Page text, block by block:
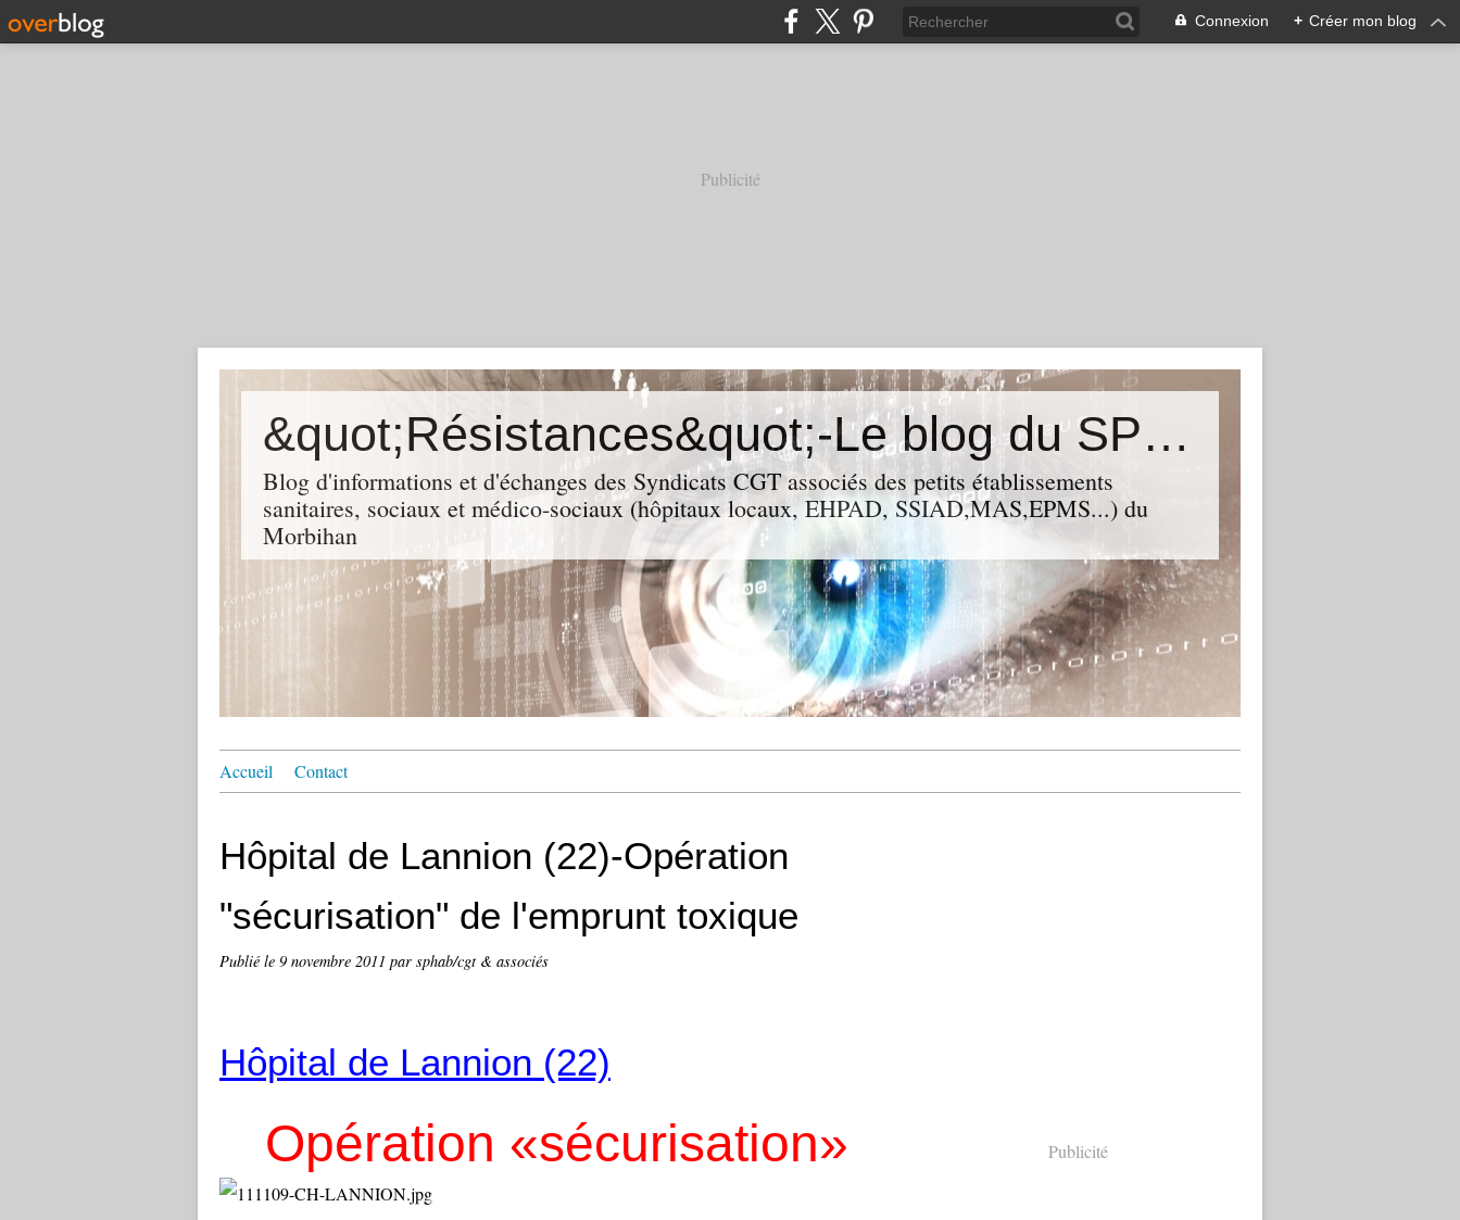
Connexion + Créer mon blog
Publicité
&quot;Résistances&quot;-Le blog du SPHAB/CGT (56-Guémené-sur-Scorff) et des Syndicats CGT associés des petits établissements sanitaires, sociaux et médico-sociaux du Morbihan qui résistent à la casse
Blog d'informations et d'échanges des Syndicats CGT associés des petits établissements
sanitaires, sociaux et médico-sociaux (hôpitaux locaux, EHPAD, SSIAD,MAS,EPMS...) du
Morbihan
Accueil Contact
Hôpital de Lannion (22)-Opération
"sécurisation" de l'emprunt toxique
Publié le 9 novembre 2011 par sphab/cgt & associés
Hôpital de Lannion (22)
Opération «sécurisation» Publicité